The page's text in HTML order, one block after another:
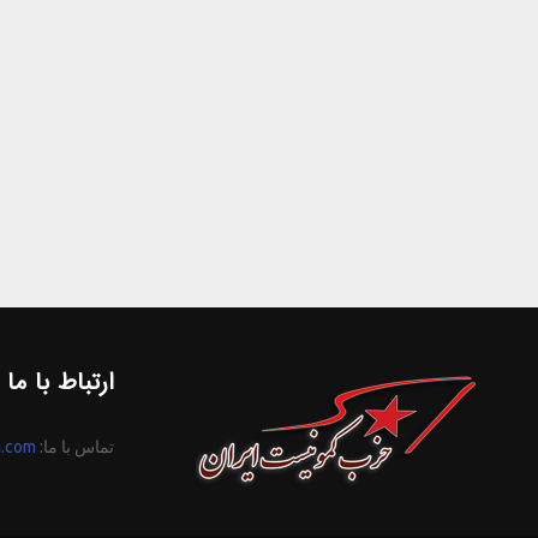
ارتباط با ما
تماس با ما: